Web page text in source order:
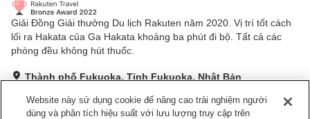
Giải Đồng Giải thưởng Du lịch Rakuten năm 2020. Vị trí tốt cách
lối ra Hakata của Ga Hakata khoảng ba phút đi bộ. Tất cả các
phòng đều không hút thuốc.
Thành phố Fukuoka, Tỉnh Fukuoka, Nhật Bản
Tuyệt vời Đánh giá:528 lượt
Website này sử dụng cookie để nâng cao trải nghiệm người
dùng và phân tích hiệu suất với lưu lượng truy cập trên